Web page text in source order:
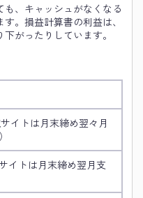
、キャッシュがなくなる
。損益計算書の利益は、
がったりしています。
イトは月末締め翌々月
イトは月末締め翌月支